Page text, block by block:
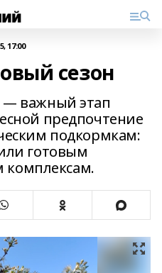
17:00
сезон
— важный этап
предпочтение
подкормкам:
готовым